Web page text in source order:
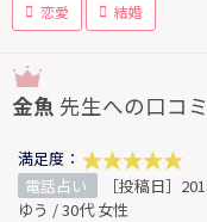
恋愛 結婚
金魚 先生への口コミ
満足度：
電話占い
［投稿日］
ゆう / 30代 女性